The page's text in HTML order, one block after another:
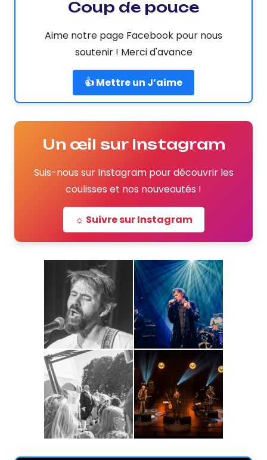
Coup de pouce
Aime notre page Facebook pour nous
soutenir ! Merci d'avance
👍 Mettre un J’aime
Un œil sur Instagram
Suis-nous sur Instagram pour découvrir les
coulisses et nos nouveautés !
☼ Suivre sur Instagram